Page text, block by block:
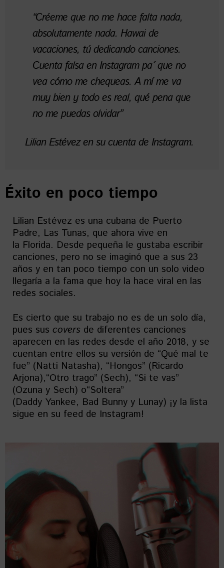
“Créeme que no me hace falta nada,
absolutamente nada. Hawai de
vacaciones, tú dedicando canciones.
Cuenta falsa en Instagram pa´ que no
vea cómo me chequeas. A mí me va
muy bien y todo es real, qué pena que
no me puedas olvidar”
Lilian Estévez en su cuenta de Instagram.
Éxito en poco tiempo
Lilian Estévez es una cubana de Puerto
Padre, Las Tunas, que ahora vive en
la Florida. Desde pequeña le gustaba escribir
canciones, pero no se imaginó que a sus 23
años y en tan poco tiempo con un solo video
llegaría a la fama que hoy la hace viral en las
redes sociales.
Es cierto que su trabajo no es de un solo día,
pues sus covers de diferentes canciones
aparecen en las redes desde el año 2018, y se
cuentan entre ellos su versión de “Qué mal te
fue” (Natti Natasha), “Hongos” (Ricardo
Arjona),“Otro trago” (Sech), “Si te vas”
(Ozuna y Sech) o“Soltera”
(Daddy Yankee, Bad Bunny y Lunay) ¡y la lista
sigue en su feed de Instagram!